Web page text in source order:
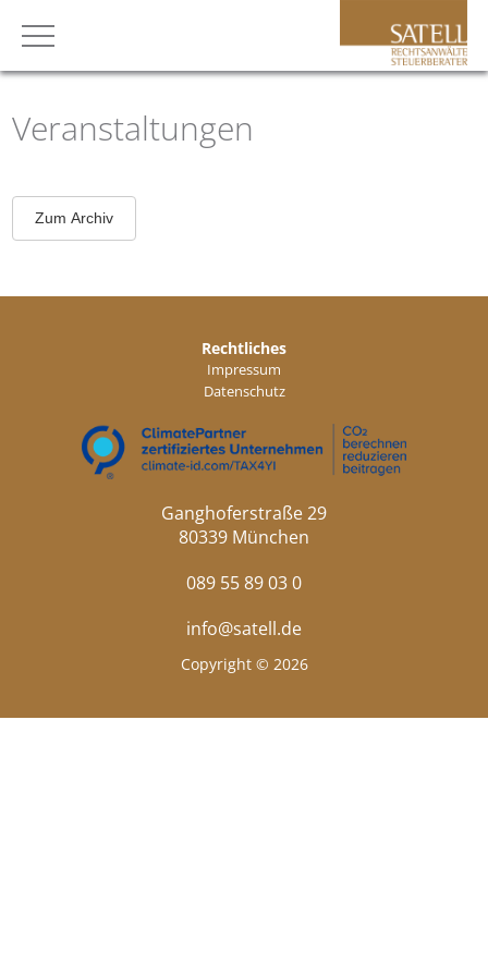
Veranstaltungen
Zum Archiv
Rechtliches
Impressum
Datenschutz
Ganghoferstraße 29
80339 München
089 55 89 03 0
info@satell.de
Copyright © 2026